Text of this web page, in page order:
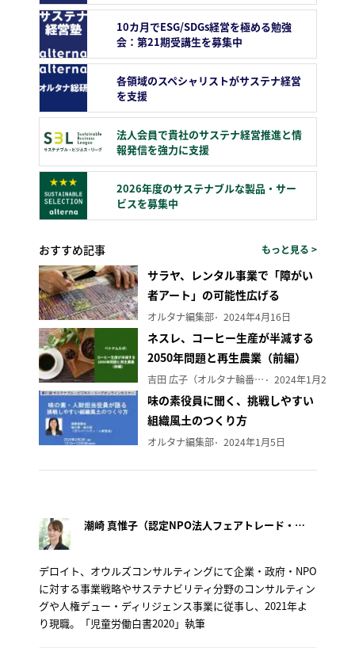
10カ月でESG/SDGs経営を極める勉強
会：第21期受講生を募集中
各領域のスペシャリストがサステナ経営
を支援
法人会員で貴社のサステナ経営推進と情
報発信を強力に支援
2026年度のサステナブルな製品・サー
ビスを募集中
おすすめ記事 もっと見る >
サラヤ、レンタル事業で「障がい
者アート」の可能性広げる
オルタナ編集部 2024年4月16日
ネスレ、コーヒー生産が半減する
2050年問題と再生農業（前編）
吉田 広子（オルタナ輪番編集長） 2024年1月29日
味の素役員に聞く、挑戦しやすい
組織風土のつくり方
オルタナ編集部 2024年1月5日
潮崎 真惟子（認定NPO法人フェアトレード・ラベル・ジャパン事務局長）
デロイト、オウルズコンサルティングにて企業・政府・NPO
に対する事業戦略やサステナビリティ分野のコンサルティン
グや人権デュー・ディリジェンス事業に従事し、2021年よ
り現職。「児童労働白書2020」執筆